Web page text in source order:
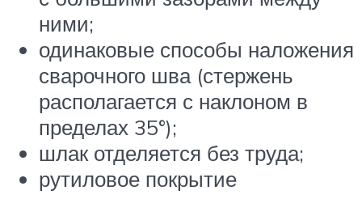
ними;
одинаковые способы наложения
сварочного шва (стержень
располагается с наклоном в
пределах 35°);
шлак отделяется без труда;
рутиловое покрытие